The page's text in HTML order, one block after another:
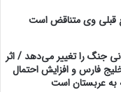
قبلی وی متناقض است
جنگ را تغییر می‌دهد / اثر
فارس و افزایش احتمال
به عربستان است